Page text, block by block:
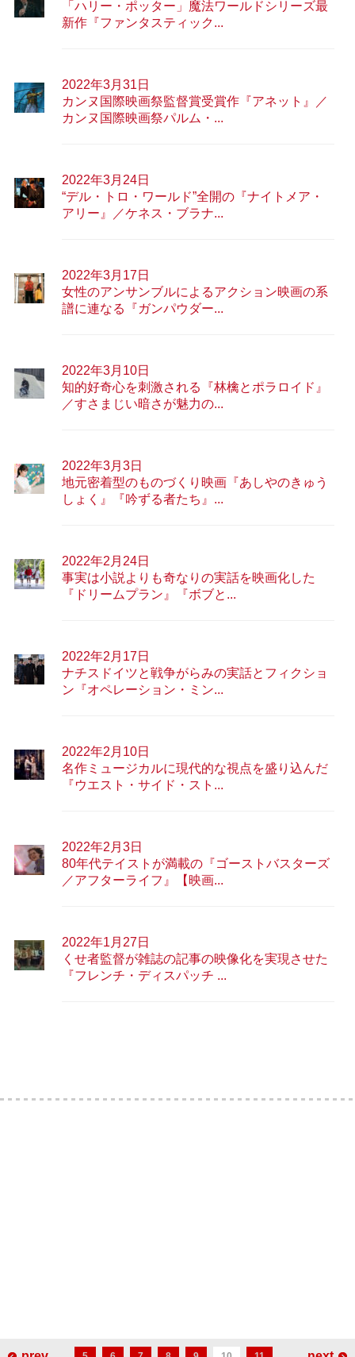
「ハリー・ポッター」魔法ワールドシリーズ最
新作『ファンタスティック...
2022年3月31日
カンヌ国際映画祭監督賞受賞作『アネット』／
カンヌ国際映画祭パルム・...
2022年3月24日
“デル・トロ・ワールド”全開の『ナイトメア・
アリー』／ケネス・ブラナ...
2022年3月17日
女性のアンサンブルによるアクション映画の系
譜に連なる『ガンパウダー...
2022年3月10日
知的好奇心を刺激される『林檎とポラロイド』
／すさまじい暗さが魅力の...
2022年3月3日
地元密着型のものづくり映画『あしやのきゅう
しょく』『吟ずる者たち』...
2022年2月24日
事実は小説よりも奇なりの実話を映画化した
『ドリームプラン』『ボブと...
2022年2月17日
ナチスドイツと戦争がらみの実話とフィクショ
ン『オペレーション・ミン...
2022年2月10日
名作ミュージカルに現代的な視点を盛り込んだ
『ウエスト・サイド・スト...
2022年2月3日
80年代テイストが満載の『ゴーストバスターズ
／アフターライフ』【映画...
2022年1月27日
くせ者監督が雑誌の記事の映像化を実現させた
『フレンチ・ディスパッチ ...